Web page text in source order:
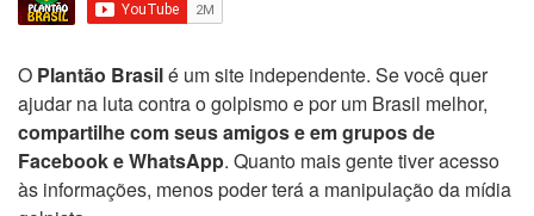
O Plantão Brasilé um site independente. Se você quer
ajudar na luta contra o golpismo e por um Brasil melhor,
compartilhe com seus amigos e em grupos de
Facebook e WhatsApp. Quanto mais gente tiver acesso
às informações, menos poder terá a manipulação da mídia